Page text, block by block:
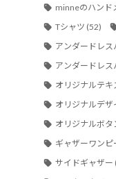
minneのハンド
Tシャツ (52)
アンダードレス
アンダードレ
オリジナルテキ
オリジナルデザ
オリジナルボタ
ギャザーワンピ
サイドギャザー